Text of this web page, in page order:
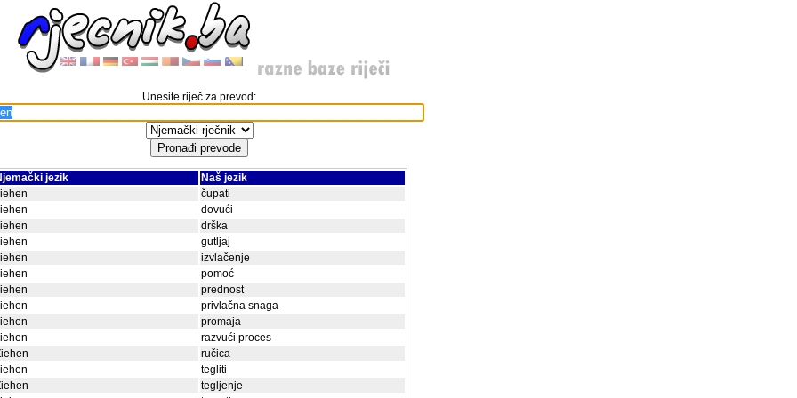
Unesite riječ za prevod:
jezik
Naš jezik
čupati
dovući
drška
gutljaj
izvlačenje
pomoć
prednost
privlačna snaga
promaja
razvući proces
ručica
tegliti
tegljenje